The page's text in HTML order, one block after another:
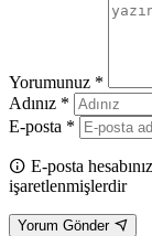
Yorumunuz *
Adınız *
E-posta *
E-posta
işaretlenmişlerdir
Yorum Gönder